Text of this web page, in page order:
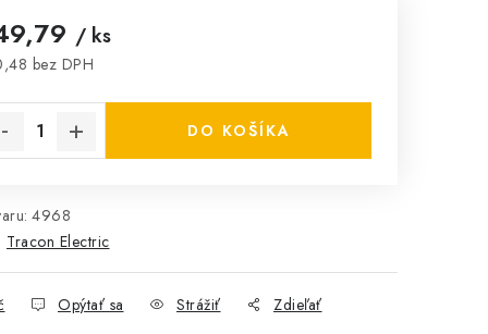
/ ks
bez DPH
DO KOŠÍKA
4968
Tracon Electric
Opýtať sa Strážiť Zdieľať